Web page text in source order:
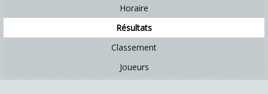
Horaire
Résultats
Classement
Joueurs